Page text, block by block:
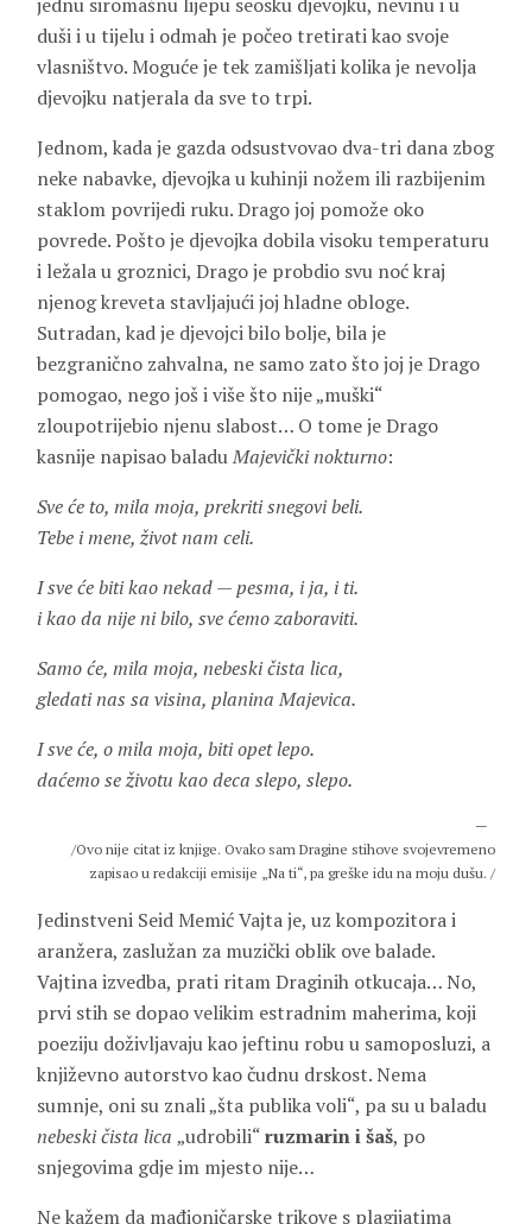
duši i u tijelu i odmah je počeo tretirati kao svoje
vlasništvo. Moguće je tek zamišljati kolika je nevolja
djevojku natjerala da sve to trpi.
Jednom, kada je gazda odsustvovao dva-tri dana zbog
neke nabavke, djevojka u kuhinji nožem ili razbijenim
staklom povrijedi ruku. Drago joj pomože oko
povrede. Pošto je djevojka dobila visoku temperaturu
i ležala u groznici, Drago je probdio svu noć kraj
njenog kreveta stavljajući joj hladne obloge.
Sutradan, kad je djevojci bilo bolje, bila je
bezgranično zahvalna, ne samo zato što joj je Drago
pomogao, nego još i više što nije „muški“
zloupotrijebio njenu slabost… O tome je Drago
kasnije napisao baladuMajevički nokturno:
Sve će to, mila moja, prekriti snegovi beli.
Tebe i mene, život nam celi.
I sve će biti kao nekad — pesma, i ja, i ti.
i kao da nije ni bilo, sve ćemo zaboraviti.
Samo će, mila moja, nebeski čista lica,
gledati nas sa visina, planina Majevica.
I sve će, o mila moja, biti opet lepo.
daćemo se životu kao deca slepo, slepo.
/Ovo nije citat iz knjige. Ovako sam Dragine stihove svojevremeno
zapisao u redakciji emisije „Na ti“, pa greške idu na moju dušu. /
Jedinstveni Seid Memić Vajta je, uz kompozitora i
aranžera, zaslužan za muzički oblik ove balade.
Vajtina izvedba, prati ritam Draginih otkucaja… No,
prvi stih se dopao velikim estradnim maherima, koji
poeziju doživljavaju kao jeftinu robu u samoposluzi, a
književno autorstvo kao čudnu drskost. Nema
sumnje, oni su znali „šta publika voli“, pa su u baladu
nebeski čista lica „udrobili“ruzmarin i šaš, po
snjegovima gdje im mjesto nije…
Ne kažem da mađioničarske trikove s plagijatima